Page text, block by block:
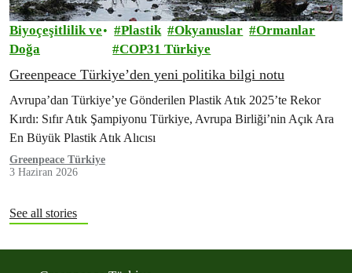
Biyoçeşitlilik ve
Doğa
Plastik Okyanuslar
Ormanlar
COP31 Türkiye
Greenpeace Türkiye’den yeni politika bilgi notu
Avrupa’dan Türkiye’ye Gönderilen Plastik Atık 2025’te Rekor
Kırdı: Sıfır Atık Şampiyonu Türkiye, Avrupa Birliği’nin Açık Ara
En Büyük Plastik Atık Alıcısı
Greenpeace Türkiye
3 Haziran 2026
See all stories